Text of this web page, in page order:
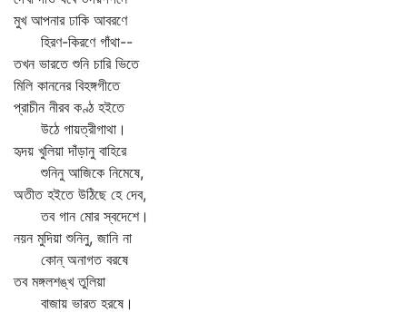
মুখ আপনার ঢাকি আবরণে
হিরণ-কিরণে গাঁথা--
তখন ভারতে শুনি চারি ভিতে
মিলি কাননের বিহঙ্গগীতে
প্রাচীন নীরব কণ্ঠ হইতে
উঠে গায়ত্রীগাথা।
হৃদয় খুলিয়া দাঁড়ানু বাহিরে
শুনিনু আজিকে নিমেষে,
অতীত হইতে উঠিছে হে দেব,
তব গান মোর স্বদেশে।
নয়ন মুদিয়া শুনিনু, জানি না
কোন্‌ অনাগত বরষে
তব মঙ্গলশঙ্খ তুলিয়া
বাজায় ভারত হরষে।